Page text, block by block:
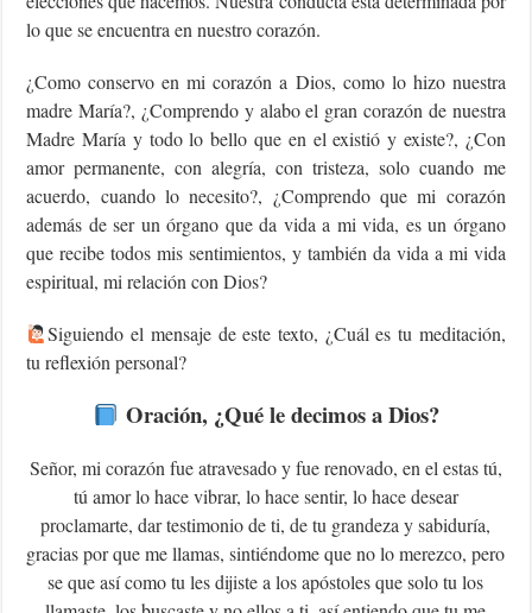
lo que se encuentra en nuestro corazón.
¿Como conservo en mi corazón a Dios, como lo hizo nuestra
madre María?, ¿Comprendo y alabo el gran corazón de nuestra
Madre María y todo lo bello que en el existió y existe?, ¿Con
amor permanente, con alegría, con tristeza, solo cuando me
acuerdo, cuando lo necesito?, ¿Comprendo que mi corazón
además de ser un órgano que da vida a mi vida, es un órgano
que recibe todos mis sentimientos, y también da vida a mi vida
espiritual, mi relación con Dios?
Siguiendo el mensaje de este texto, ¿Cuál es tu meditación,
tu reflexión personal?
Oración, ¿Qué le decimos a Dios?
Señor, mi corazón fue atravesado y fue renovado, en el estas tú,
tú amor lo hace vibrar, lo hace sentir, lo hace desear
proclamarte, dar testimonio de ti, de tu grandeza y sabiduría,
gracias por que me llamas, sintiéndome que no lo merezco, pero
se que así como tu les dijiste a los apóstoles que solo tu los